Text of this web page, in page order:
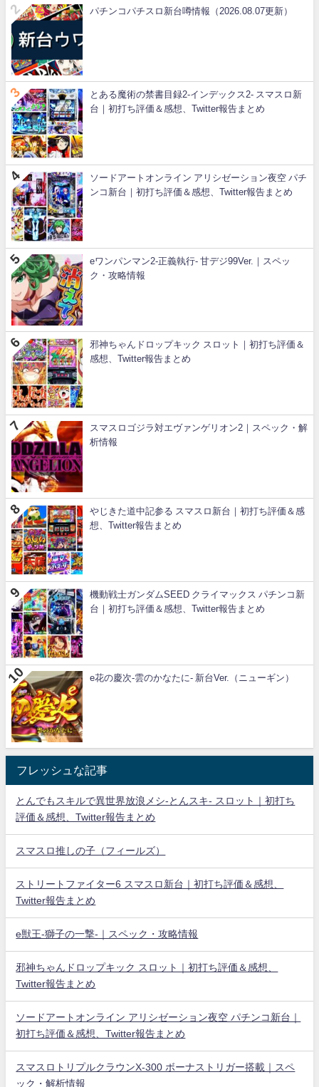
パチンコパチスロ新台噂情報（2026.08.07更新）
とある魔術の禁書目録2-インデックス2- スマスロ新
台｜初打ち評価＆感想、Twitter報告まとめ
ソードアートオンライン アリシゼーション夜空 パチ
ンコ新台｜初打ち評価＆感想、Twitter報告まとめ
eワンパンマン2-正義執行- 甘デジ99Ver.｜スペッ
ク・攻略情報
邪神ちゃんドロップキック スロット｜初打ち評価＆
感想、Twitter報告まとめ
スマスロゴジラ対エヴァンゲリオン2｜スペック・解
析情報
やじきた道中記参る スマスロ新台｜初打ち評価＆感
想、Twitter報告まとめ
機動戦士ガンダムSEED クライマックス パチンコ新
台｜初打ち評価＆感想、Twitter報告まとめ
e花の慶次-雲のかなたに- 新台Ver.（ニューギン）
フレッシュな記事
とんでもスキルで異世界放浪メシ-とんスキ- スロット｜初打ち
評価＆感想、Twitter報告まとめ
スマスロ推しの子（フィールズ）
ストリートファイター6 スマスロ新台｜初打ち評価＆感想、
Twitter報告まとめ
e獣王-獅子の一撃-｜スペック・攻略情報
邪神ちゃんドロップキック スロット｜初打ち評価＆感想、
Twitter報告まとめ
ソードアートオンライン アリシゼーション夜空 パチンコ新台｜
初打ち評価＆感想、Twitter報告まとめ
スマスロトリプルクラウンX-300 ボーナストリガー搭載｜スペ
ック・解析情報